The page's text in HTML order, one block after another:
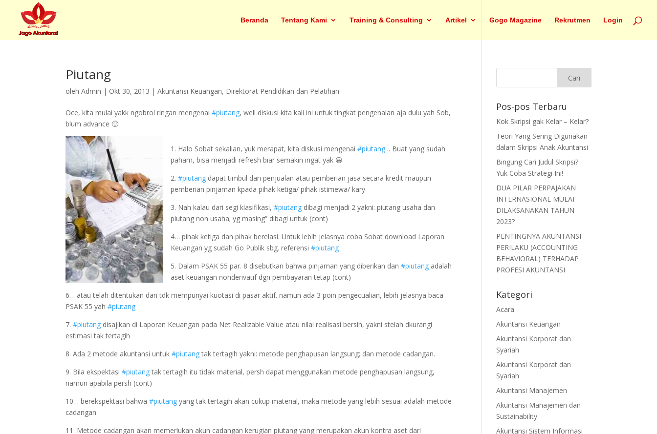
Beranda Tentang Kami Training & Consulting Artikel Gogo Magazine Rekrutmen Login
Piutang
olehAdmin | Okt 30, 2013 |Akuntansi Keuangan, Direktorat Pendidikan dan Pelatihan
Oce, kita mulai yakk ngobrol ringan mengenai#piutang, well diskusi kita kali ini untuk tingkat pengenalan aja dulu yah Sob,
blum advance 🙂
1. Halo Sobat sekalian, yuk merapat, kita diskusi mengenai#piutang .. Buat yang sudah
paham, bisa menjadi refresh biar semakin ingat yak 😀
2.#piutang dapat timbul dari penjualan atau pemberian jasa secara kredit maupun
pemberian pinjaman kpada pihak ketiga/ pihak istimewa/ kary
3. Nah kalau dari segi klasifikasi,#piutang dibagi menjadi 2 yakni: piutang usaha dan
piutang non usaha; yg masing” dibagi untuk (cont)
4… pihak ketiga dan pihak berelasi. Untuk lebih jelasnya coba Sobat download Laporan
Keuangan yg sudah Go Publik sbg. referensi#piutang
5. Dalam PSAK 55 par. 8 disebutkan bahwa pinjaman yang diberikan dan#piutang adalah
aset keuangan nonderivatif dgn pembayaran tetap (cont)
6… atau telah ditentukan dan tdk mempunyai kuotasi di pasar aktif. namun ada 3 poin pengecualian, lebih jelasnya baca
PSAK 55 yah#piutang
7.#piutang disajikan di Laporan Keuangan pada Net Realizable Value atau nilai realisasi bersih, yakni stelah dkurangi
estimasi tak tertagih
8. Ada 2 metode akuntansi untuk#piutangtak tertagih yakni: metode penghapusan langsung; dan metode cadangan.
9. Bila ekspektasi#piutangtak tertagih itu tidak material, persh dapat menggunakan metode penghapusan langsung,
namun apabila persh (cont)
10… berekspektasi bahwa#piutang yang tak tertagih akan cukup material, maka metode yang lebih sesuai adalah metode
cadangan
11. Metode cadangan akan memerlukan akun cadangan kerugian piutang yang merupakan akun kontra aset dari
Pos-pos Terbaru
Kok Skripsi gak Kelar – Kelar?
Teori Yang Sering Digunakan
dalam Skripsi Anak Akuntansi
Bingung Cari Judul Skripsi?
Yuk Coba Strategi Ini!
DUA PILAR PERPAJAKAN
INTERNASIONAL MULAI
DILAKSANAKAN TAHUN
2023?
PENTINGNYA AKUNTANSI
PERILAKU (ACCOUNTING
BEHAVIORAL) TERHADAP
PROFESI AKUNTANSI
Kategori
Acara
Akuntansi Keuangan
Akuntansi Korporat dan
Syariah
Akuntansi Korporat dan
Syariah
Akuntansi Manajemen
Akuntansi Manajemen dan
Sustainability
Akuntansi Sistem Informasi